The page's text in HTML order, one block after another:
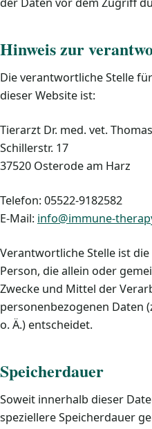
Hinweis zur
Die verantwortliche Stelle
dieser Website ist:
Tierarzt Dr. med. vet.
Schillerstr. 17
37520 Osterode am Harz
Telefon: 05522-9182582
E-Mail: info@immune-
Verantwortliche Stelle ist
Person, die allein oder
Zwecke und Mittel der
personenbezogenen Daten
o. Ä.) entscheidet.
Speicherdauer
Soweit innerhalb dieser
speziellere Speicherdauer